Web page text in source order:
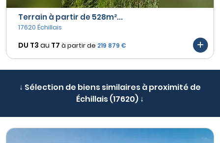
Terrain à partir de 528m²...
17620 Échillais
DU T3 au T7 à partir de 219 879 €
↓ Sélection de biens similaires à proximité de
Échillais (17620) ↓